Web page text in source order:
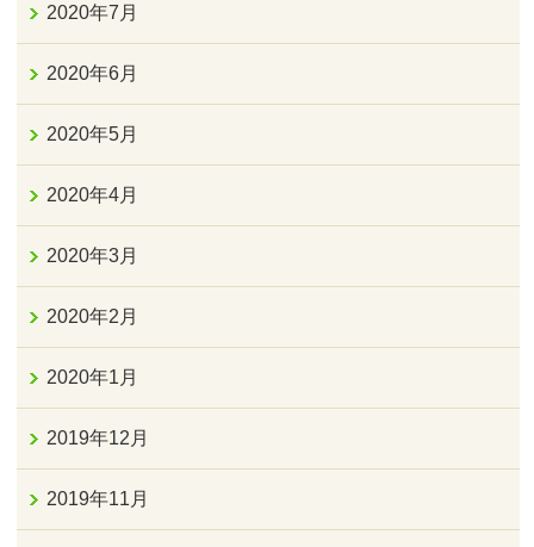
2020年7月
2020年6月
2020年5月
2020年4月
2020年3月
2020年2月
2020年1月
2019年12月
2019年11月